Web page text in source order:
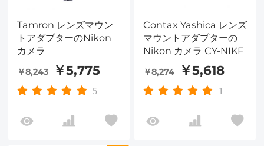
Tamron レンズマウン
トアダプターのNikon
カメラ
￥8,243 ￥5,775
5
Contax Yashica レンズ
マウントアダプターの
Nikon カメラ CY-NIKF
￥8,274 ￥5,618
1